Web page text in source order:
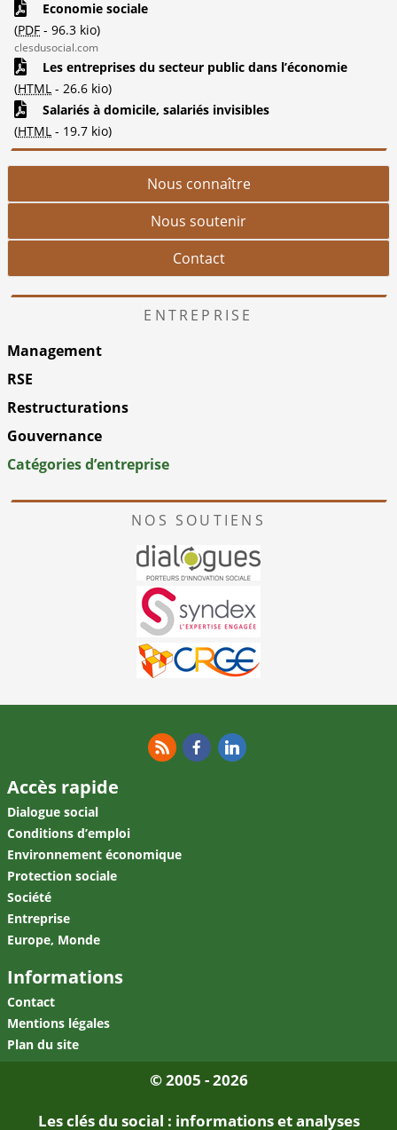
Economie sociale
(PDF - 96.3 kio)
clesdusocial.com
Les entreprises du secteur public dans l’économie
(HTML - 26.6 kio)
Salariés à domicile, salariés invisibles
(HTML - 19.7 kio)
Nous connaître
Nous soutenir
Contact
ENTREPRISE
Management
RSE
Restructurations
Gouvernance
Catégories d’entreprise
NOS SOUTIENS
Accès rapide
Dialogue social
Conditions d’emploi
Environnement économique
Protection sociale
Société
Entreprise
Europe, Monde
Informations
Contact
Mentions légales
Plan du site
© 2005 - 2026
Les clés du social : informations et analyses